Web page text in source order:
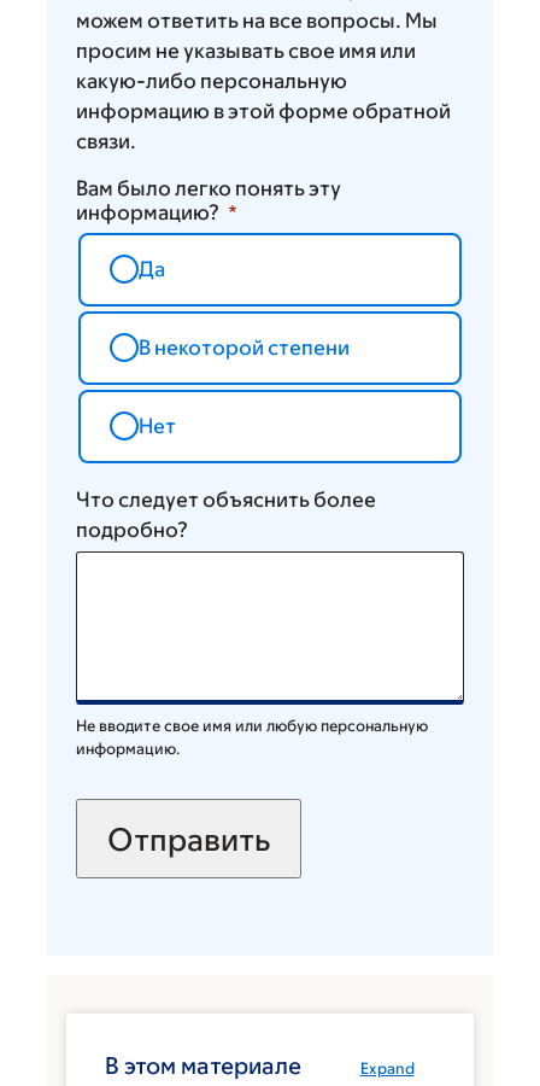
можем ответить на все вопросы. Мы
просим не указывать свое имя или
какую-либо персональную
информацию в этой форме обратной
связи.
Вам было легко понять эту
информацию?
Да
В некоторой степени
Нет
Что следует объяснить более
подробно?
Не вводите свое имя или любую персональную
информацию.
Expand
В этом материале